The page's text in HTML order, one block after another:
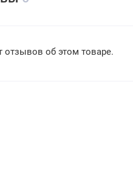
отзывов об этом товаре.